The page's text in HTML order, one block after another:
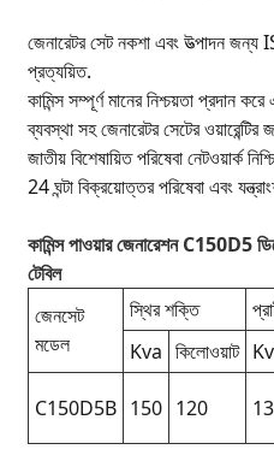
জেনারেটর সেট নকশা এবং উত্পাদন
প্রত্যয়িত.
কামিন্স সম্পূর্ণ মানের নিশ্চয়তা প্রদান
ব্যবস্থা সহ জেনারেটর সেটের ওয়ারেন্টির
জাতীয় বিশেষায়িত পরিষেবা নেটওয়ার্ক
24 ঘন্টা বিক্রয়োত্তর পরিষেবা এবং
কামিন্স পাওয়ার জেনারেশন C150D5
টেবিল
জেনসেট
মডেল
স্থির শক্তি
Kva কিলোওয়াট
C150D5B 150 120